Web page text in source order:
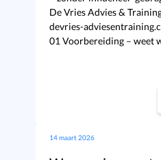
De Vries Advies &
devries-
01 Voorbereiding – weet
14 maart 2026